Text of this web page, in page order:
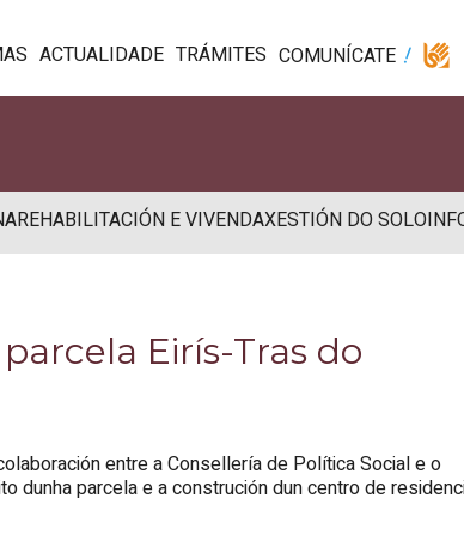
ACTUALIDADE TRÁMITES COMUNÍCATE
REHABILITACIÓN E VIVENDAXESTIÓN DO SOLO
Eirís-Tras do
entre a Consellería de Política Social e o
dunha parcela e a construción dun centro de